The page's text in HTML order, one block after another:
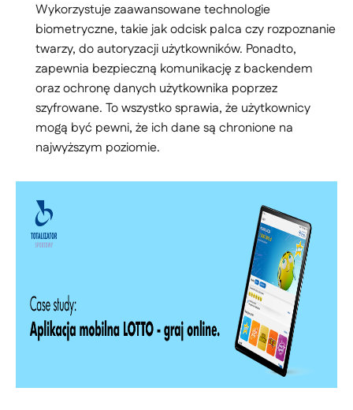
Wykorzystuje zaawansowane technologie
biometryczne, takie jak odcisk palca czy rozpoznanie
twarzy, do autoryzacji użytkowników. Ponadto,
zapewnia bezpieczną komunikację z backendem
oraz ochronę danych użytkownika poprzez
szyfrowane. To wszystko sprawia, że użytkownicy
mogą być pewni, że ich dane są chronione na
najwyższym poziomie.